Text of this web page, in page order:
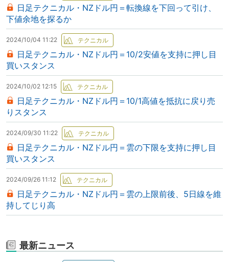
日足テクニカル・NZドル円＝転換線を下回って引け、
下値余地を探るか
2024/10/04 11:22
日足テクニカル・NZドル円＝10/2安値を支持に押し目
買いスタンス
2024/10/02 12:15
日足テクニカル・NZドル円＝10/1高値を抵抗に戻り売
りスタンス
2024/09/30 11:22
日足テクニカル・NZドル円＝雲の下限を支持に押し目
買いスタンス
2024/09/26 11:12
日足テクニカル・NZドル円＝雲の上限前後、5日線を維
持してじり高
最新ニュース